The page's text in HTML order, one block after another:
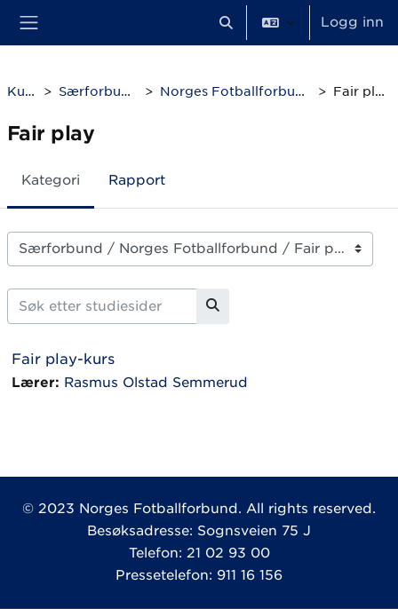
Veksle inndata for søk
Logg inn
Kurs Særforbund Norges Fotballforbund Fair play
Fair play
Kategori Rapport
Kurskategoriar
Søk etter studiesider
Fair play-kurs
Lærer: Rasmus Olstad Semmerud
© 2023 Norges Fotballforbund. All rights reserved.
Besøksadresse: Sognsveien 75 J
Telefon: 21 02 93 00
Pressetelefon: 911 16 156